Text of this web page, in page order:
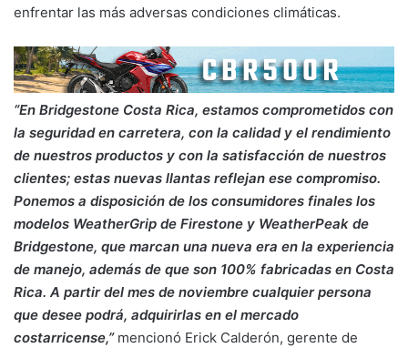
enfrentar las más adversas condiciones climáticas.
“En Bridgestone Costa Rica, estamos comprometidos con
la seguridad en carretera, con la calidad y el rendimiento
de nuestros productos y con la satisfacción de nuestros
clientes; estas nuevas llantas reflejan ese compromiso.
Ponemos a disposición de los consumidores finales los
modelos WeatherGrip de Firestone y WeatherPeak de
Bridgestone, que marcan una nueva era en la experiencia
de manejo, además de que son 100% fabricadas en Costa
Rica. A partir del mes de noviembre cualquier persona
que desee podrá, adquirirlas en el mercado
costarricense,”mencionó Erick Calderón, gerente de